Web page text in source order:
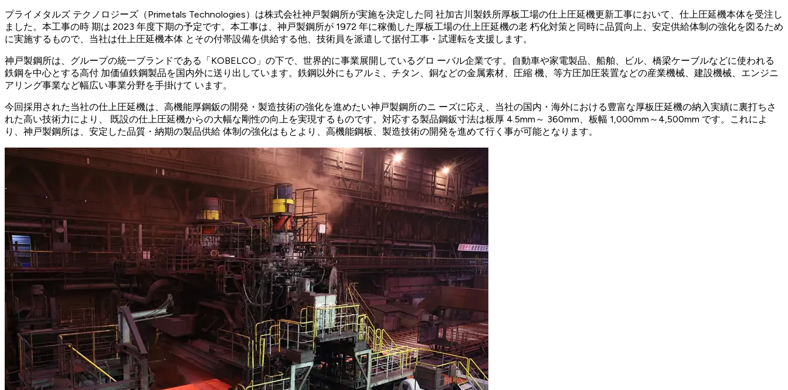
プライメタルズ テクノロジーズ（Primetals Technologies）は株式会社神戸製鋼所が実施を決定した同 社加古川製鉄所厚板工場の仕上圧延機更新工事において、仕上圧延機本体を受注し
ました。本工事の時 期は 2023 年度下期の予定です。本工事は、神戸製鋼所が 1972 年に稼働した厚板工場の仕上圧延機の老 朽化対策と同時に品質向上、安定供給体制の強化を図るため
に実施するもので、当社は仕上圧延機本体 とその付帯設備を供給する他、技術員を派遣して据付工事・試運転を支援します。
神戸製鋼所は、グループの統一ブランドである「KOBELCO」の下で、世界的に事業展開しているグロ ーバル企業です。自動車や家電製品、船舶、ビル、橋梁ケーブルなどに使われる
鉄鋼を中心とする高付 加価値鉄鋼製品を国内外に送り出しています。鉄鋼以外にもアルミ、チタン、銅などの金属素材、圧縮 機、等方圧加圧装置などの産業機械、建設機械、エンジニ
アリング事業など幅広い事業分野を手掛けて います。
今回採用された当社の仕上圧延機は、高機能厚鋼鈑の開発・製造技術の強化を進めたい神戸製鋼所のニ ーズに応え、当社の国内・海外における豊富な厚板圧延機の納入実績に裏打ちさ
れた高い技術力により、 既設の仕上圧延機からの大幅な剛性の向上を実現するものです。対応する製品鋼鈑寸法は板厚 4.5mm～ 360mm、板幅 1,000mm～4,500mm です。これによ
り、神戸製鋼所は、安定した品質・納期の製品供給 体制の強化はもとより、高機能鋼板、製造技術の開発を進めて行く事が可能となります。